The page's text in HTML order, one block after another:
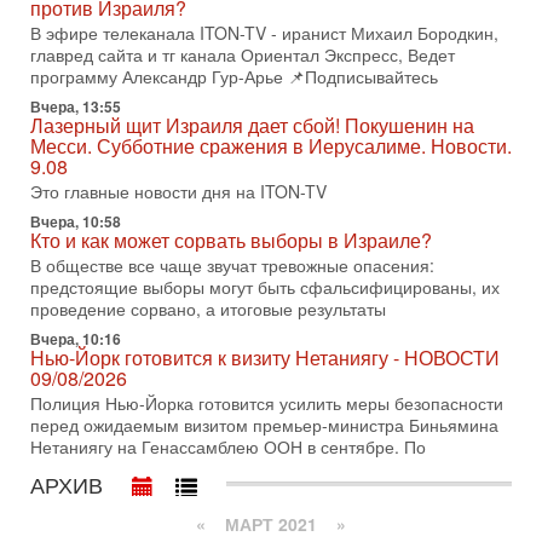
политолог, в прошлом – помощник Президента
Азербайджана Гейдара Алиева . Ведет программу
Александр
3-08-2026, 11:09
Выборы в Израиле в опасности?! ШАБАК формирует
спецотдел
В этом выпуске мы разбираем одну из самых тревожных
тем израильской политики. Известно, что израильская
Служба общей безопасности (ШАБАК) создала
3-08-2026, 08:32
Трамп и Иран: последний шанс - НОВОСТИ
03/08/2026
Президент США Дональд Трамп объявил о возобновлении
переговоров с Ираном, но Тегеран пока не подтвердил
готовность к диалогу. По словам американского
2-08-2026, 08:42
Трамп отменил удар по Ирану - НОВОСТИ
02/08/2026
Президент США Дональд Трамп сегодня заявил об отмене
подготовленного удара по Ирану после обращений
Тегерана и других стран региона. По его словам,
против Израиля?
В эфире телеканала ITON-TV - иранист Михаил Бородкин,
главред сайта и тг канала Ориентал Экспресс, Ведет
программу Александр Гур-Арье 📌Подписывайтесь
Вчера, 13:55
Лазерный щит Израиля дает сбой! Покушенин на
Месси. Субботние сражения в Иерусалиме. Новости.
9.08
Это главные новости дня на ITON-TV
Вчера, 10:58
Кто и как может сорвать выборы в Израиле?
В обществе все чаще звучат тревожные опасения:
предстоящие выборы могут быть сфальсифицированы, их
проведение сорвано, а итоговые результаты
Вчера, 10:16
Нью-Йорк готовится к визиту Нетаниягу - НОВОСТИ
09/08/2026
Полиция Нью-Йорка готовится усилить меры безопасности
перед ожидаемым визитом премьер-министра Биньямина
Нетаниягу на Генассамблею ООН в сентябре. По
АРХИВ
« МАРТ 2021 »